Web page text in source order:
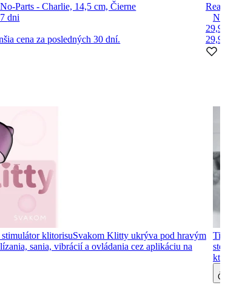
Parts - Charlie, 14,5 cm, Čierne
7dni
cena za posledných 30 dní.
Real
klitorisuSvakom Klitty ukrýva pod hravým
sania, vibrácií a ovládania cez aplikáciu na